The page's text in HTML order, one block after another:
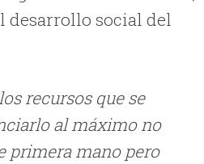
desarrollo social del
recursos que se
al máximo no
primera mano pero